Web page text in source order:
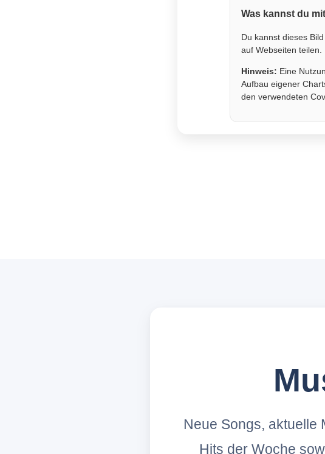
Was kannst du
Du kannst dieses
auf Webseiten teilen.
Hinweis: Eine
Aufbau eigener
den verwendeten
Neue Songs, aktuelle
Hits der Woche